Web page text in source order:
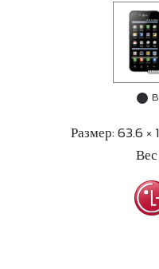
Размер: 63.6 ×